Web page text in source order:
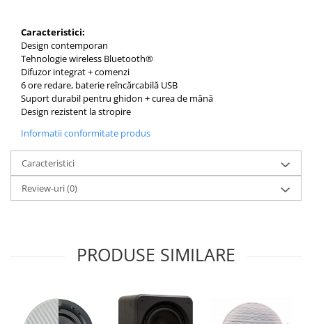
Caracteristici:
Design contemporan
Tehnologie wireless Bluetooth®
Difuzor integrat + comenzi
6 ore redare, baterie reîncărcabilă USB
Suport durabil pentru ghidon + curea de mână
Design rezistent la stropire
Informatii conformitate produs
Caracteristici
Review-uri(0)
PRODUSE SIMILARE